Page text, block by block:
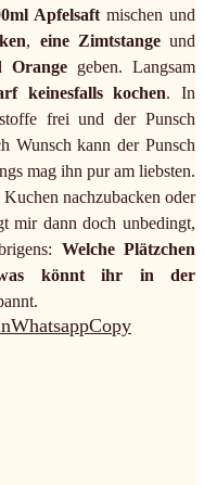
Apfelsaft mischen und
, eine Zimtstangeund
Orange geben. Langsam
keinesfalls kochen. In
frei und der Punsch
Wunsch kann der Punsch
mag ihn pur am liebsten.
nachzubacken oder
mir dann doch unbedingt,
Welche Plätzchen
könnt ihr in der
WhatsappCopy